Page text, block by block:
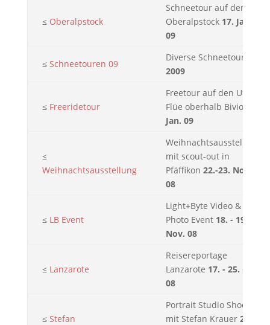
≤ Oberalpstock
Schneetour auf den
Oberalpstock17. Jan.
09
≤ Schneetouren 09
Diverse Schneetouren
2009
≤ Freeridetour
Freetour auf den Uf da
Flüe oberhalb Bivio
Jan. 09
≤
Weihnachtsausstellung
Weihnachtsausstellung
mit scout-out in
Pfäffikon 22.-23. Nov.
08
≤ LB Event
Light+Byte Video &
Photo Event 18. - 19.
Nov. 08
≤ Lanzarote
Reisereportage
Lanzarote 17. - 25. Okt.
08
≤ Stefan
Portrait Studio Shootin
mit Stefan Krauer 23.